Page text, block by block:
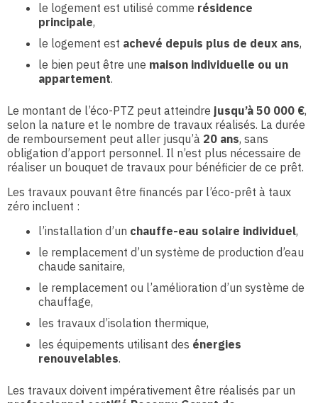
le logement est utilisé comme résidence
principale,
le logement est achevé depuis plus de deux ans,
le bien peut être une maison individuelle ou un
appartement.
Le montant de l’éco-PTZ peut atteindre jusqu’à 50 000 €,
selon la nature et le nombre de travaux réalisés. La durée
de remboursement peut aller jusqu’à 20 ans, sans
obligation d’apport personnel. Il n’est plus nécessaire de
réaliser un bouquet de travaux pour bénéficier de ce prêt.
Les travaux pouvant être financés par l’éco-prêt à taux
zéro incluent :
l’installation d’un chauffe-eau solaire individuel,
le remplacement d’un système de production d’eau
chaude sanitaire,
le remplacement ou l’amélioration d’un système de
chauffage,
les travaux d’isolation thermique,
les équipements utilisant des énergies
renouvelables.
Les travaux doivent impérativement être réalisés par un